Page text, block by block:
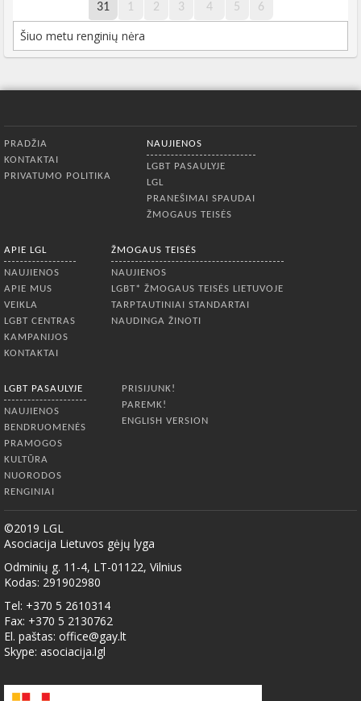
31 1 2 3 4 5 6
Šiuo metu renginių nėra
PRADŽIA
KONTAKTAI
PRIVATUMO POLITIKA
NAUJIENOS
LGBT PASAULYJE
LGL
PRANEŠIMAI SPAUDAI
ŽMOGAUS TEISĖS
APIE LGL
NAUJIENOS
APIE MUS
VEIKLA
LGBT CENTRAS
KAMPANIJOS
KONTAKTAI
ŽMOGAUS TEISĖS
NAUJIENOS
LGBT* ŽMOGAUS TEISĖS LIETUVOJE
TARPTAUTINIAI STANDARTAI
NAUDINGA ŽINOTI
LGBT PASAULYJE
NAUJIENOS
BENDRUOMENĖS
PRAMOGOS
KULTŪRA
NUORODOS
RENGINIAI
PRISIJUNK!
PAREMK!
ENGLISH VERSION
©2019 LGL
Asociacija Lietuvos gėjų lyga
Odminių g. 11-4, LT-01122, Vilnius
Kodas: 291902980
Tel: +370 5 2610314
Fax: +370 5 2130762
El. paštas: office@gay.lt
Skype: asociacija.lgl